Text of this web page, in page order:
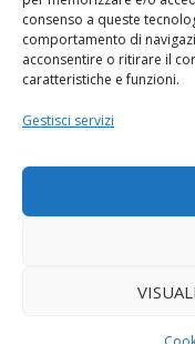
consenso a queste
comportamento di
acconsentire o ritirare il
caratteristiche e funzioni.
Gestisci servizi
per gli azzurri
I NOSTRI
Tutto